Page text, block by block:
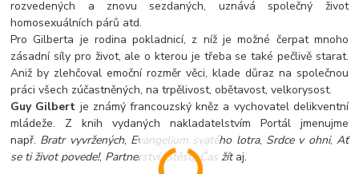
rozvedených a znovu sezdaných, uznává společný život
homosexuálních párů atd.
Pro Gilberta je rodina pokladnicí, z níž je možné čerpat mnoho
zásadní síly pro život, ale o kterou je třeba se také pečlivě starat.
Aniž by zlehčoval emoční rozměr věci, klade důraz na společnou
práci všech zúčastněných, na trpělivost, obětavost, velkorysost.
Guy Gilbert je známý francouzský kněz a vychovatel delikventní
mládeže. Z knih vydaných nakladatelstvím Portál jmenujme
např. Bratr vyvržených, Evangelium svatého lotra, Srdce v ohni, Ať
se ti život povede!, Partnerství,Štěstí,Čas žítaj.